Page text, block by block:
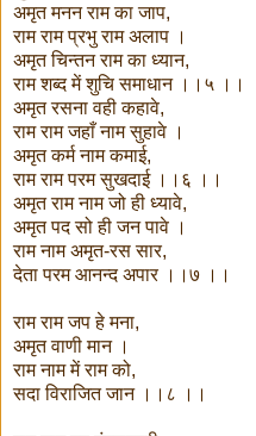
अमृत मनन राम का जाप,
राम राम प्रभु राम अलाप ।
अमृत चिन्तन राम का ध्यान,
राम शब्द में शुचि समाधान ।।५ ।।
अमृत रसना वही कहावे,
राम राम जहाँ नाम सुहावे ।
अमृत कर्म नाम कमाई,
राम राम परम सुखदाई ।।६ ।।
अमृत राम नाम जो ही ध्यावे,
अमृत पद सो ही जन पावे ।
राम नाम अमृत-रस सार,
देता परम आनन्द अपार ।।७ ।।
राम राम जप हे मना,
अमृत वाणी मान ।
राम नाम में राम को,
सदा विराजित जान ।।८ ।।